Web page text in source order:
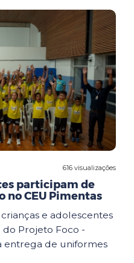
616 visualizações
participam de
no CEU Pimentas
e adolescentes
Projeto Foco -
entrega de uniformes